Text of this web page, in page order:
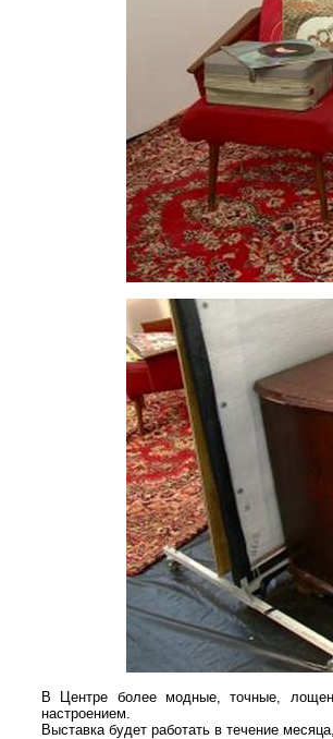
В Центре более модные, точные,
настроением.
Выставка будет работать в течение